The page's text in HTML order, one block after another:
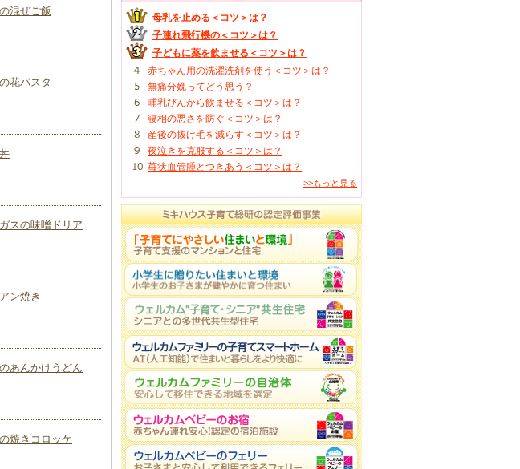
混ぜご飯
花パスタ
スの味噌ドリア
ン焼き
あんかけうどん
焼きコロッケ
母乳を止める＜コツ＞は？
子連れ飛行機の＜コツ＞は？
子どもに薬を飲ませる＜コツ＞は？
赤ちゃん用の洗濯洗剤を使う＜コツ＞は？
無痛分娩ってどう思う？
哺乳びんから飲ませる＜コツ＞は？
寝相の悪さを防ぐ＜コツ＞は？
産後の抜け毛を減らす＜コツ＞は？
夜泣きを克服する＜コツ＞は？
苺状血管腫とつきあう＜コツ＞は？
>>もっと見る